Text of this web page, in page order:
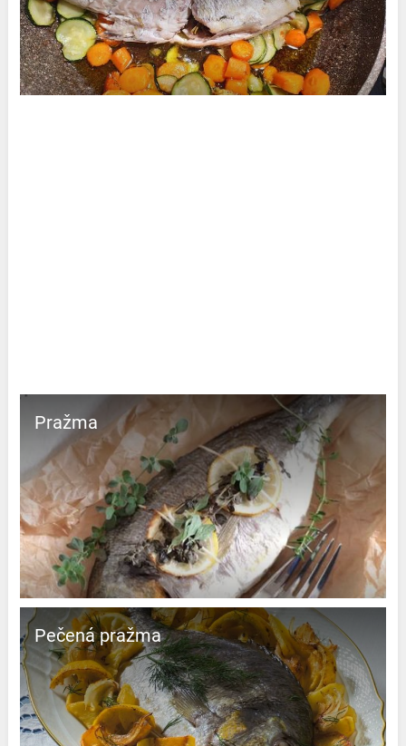
Pražma
Pečená pražma